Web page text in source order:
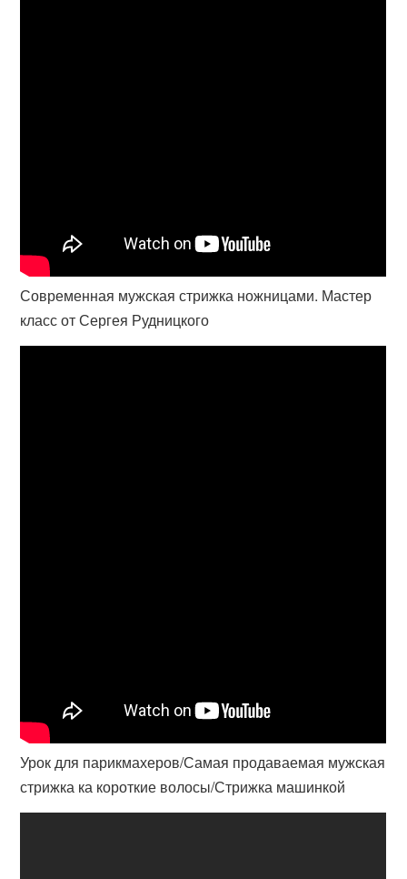
Современная мужская стрижка ножницами. Мастер
класс от Сергея Рудницкого
Урок для парикмахеров/Самая продаваемая мужская
стрижка ка короткие волосы/Стрижка машинкой